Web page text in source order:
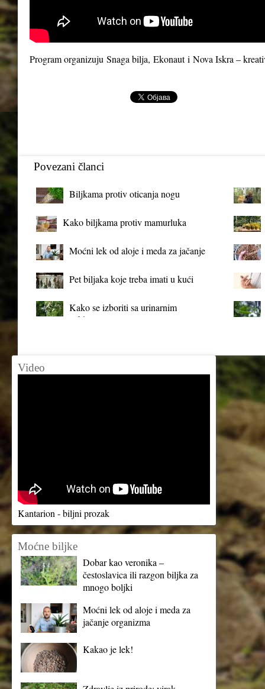
Program organizuju Snaga bilja, Ekonauti Nova Iskra –
Povezani članci
Biljkama protiv oticanja nogu
Kako biljkama protiv mamurluka
Moćni lek od aloje i meda za jačanje
Pet biljaka koje treba imati u kući
Kako se izboriti sa urinarnim
infekcijama?
Video
Kantarion - biljni prozak
Moćne biljke
Dobar kao veronika –
čestoslavica ili razgon biljka za
mnogo boljki
Moćni lek od aloje i meda za
jačanje organizma
Kakao je lek!